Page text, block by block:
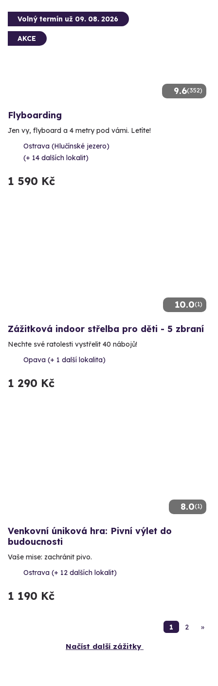
9.6(352)
Volný termín už 09. 08. 2026
AKCE
Flyboarding
Jen vy, flyboard a 4 metry pod vámi. Letíte!
Ostrava (Hlučínské jezero)
(+ 14 dalších lokalit)
1 590 Kč
10.0(1)
Zážitková indoor střelba pro děti - 5 zbraní
Nechte své ratolesti vystřelit 40 nábojů!
Opava (+ 1 další lokalita)
1 290 Kč
8.0(1)
Venkovní úniková hra: Pivní výlet do
budoucnosti
Vaše mise: zachránit pivo.
Ostrava (+ 12 dalších lokalit)
1 190 Kč
1 2 »
Načíst další zážitky